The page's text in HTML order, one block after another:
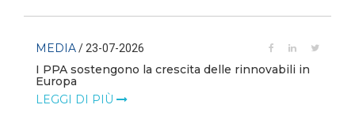
MEDIA/ 23-07-2026
I PPA sostengono la crescita delle rinnovabili in
Europa
LEGGI DI PIÙ